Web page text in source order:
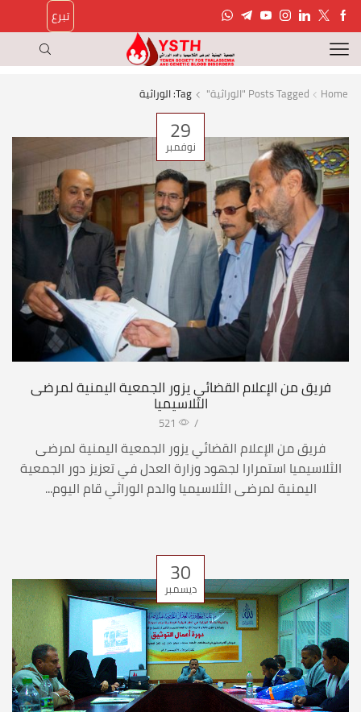
تبرع
Home Posts Tagged "الوراثية" Tag: الوراثية
29
نوفمبر
فريق من الإعلام القضائي يزور الجمعية اليمنية لمرضى
الثلاسيميا
/
521
فريق من الإعلام القضائي يزور الجمعية اليمنية لمرضى
الثلاسيميا استمرارا لجهود وزارة العدل في تعزيز دور الجمعية
اليمنية لمرضى الثلاسيميا والدم الوراثي قام اليوم...
30
ديسمبر